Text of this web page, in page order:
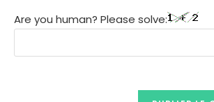
Are you human? Please solve: